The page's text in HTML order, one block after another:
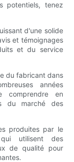
potentiels, tenez
d'une solide
et témoignages
et du service
du fabricant dans
années
comprendre en
du marché des
produites par le
utilisent des
de qualité pour